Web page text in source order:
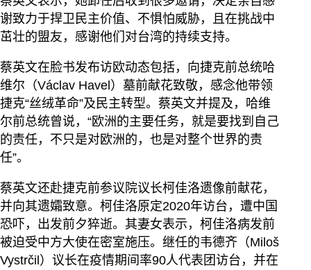
谢致力于捍卫民主价值、不惧怕威胁，且在挑战中
茁壮的盟友，感谢他们对台湾的持续支持。
蔡英文在脸书发布访欧动态包括，向捷克前总统哈
维尔（Václav Havel）墓前献花致敬，感念他带领
捷克“丝绒革命”及民主转型。蔡英文并提及，哈维
尔前总统曾说，“欧洲的主要任务，就是要找到自己
的责任，不只是对欧洲的，也是对整个世界的责
任”。
蔡英文还赴捷克前参议院议长柯佳洛遗像前献花，
并向其遗孀致意。柯佳洛原定2020年访台，遭中国
恐吓，出发前夕猝逝。其妻女表示，柯佳洛病发前
被迫受中方大使在密室施压。继任的韦德齐（Miloš
Vystrčil）议长在疫情期间率90人代表团访台，并在